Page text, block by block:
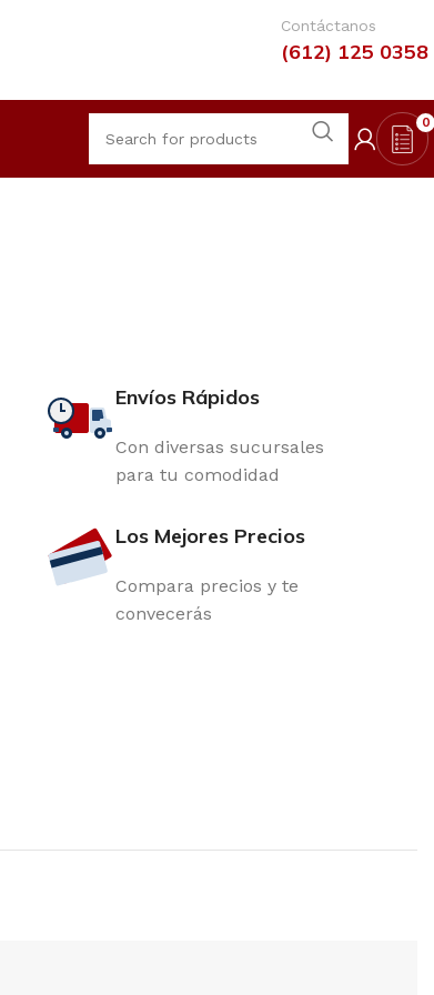
Contáctanos
(612) 125 0358
0
Envíos Rápidos
Con diversas sucursales
para tu comodidad
Los Mejores Precios
Compara precios y te
convecerás